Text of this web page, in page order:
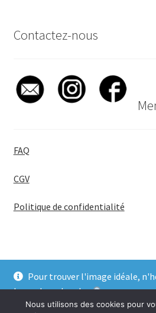
Pour trouver l'image idéale,
barre de recherche
Ignorer
Contactez-nous
FAQ
CGV
Politique de confidentialité
© BadgeGirl® 2026
Nous utilisons des cookies pour